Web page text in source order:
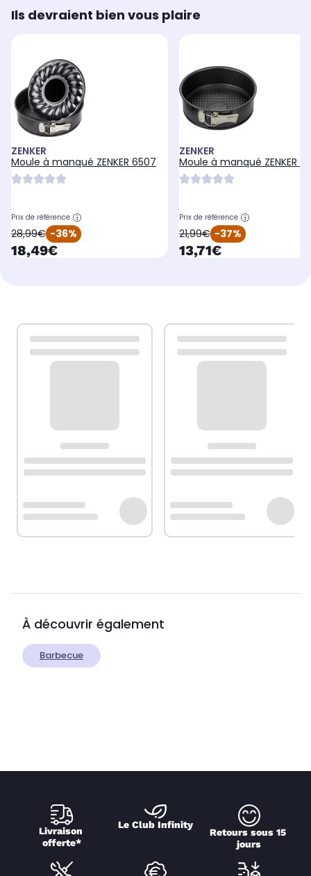
Ils devraient bien vous plaire
ZENKER
Moule à manqué ZENKER 6507
Prix de référence
oldPrice
28,99€ -36%
currentPrice
18,49€
ZENKER
Moule à manqué ZENKER
Prix de référence
oldPrice
21,99€ -37%
currentPrice
13,71€
À découvrir également
Barbecue
Livraison
offerte*
Le Club Infinity
Retours sous 15
jours